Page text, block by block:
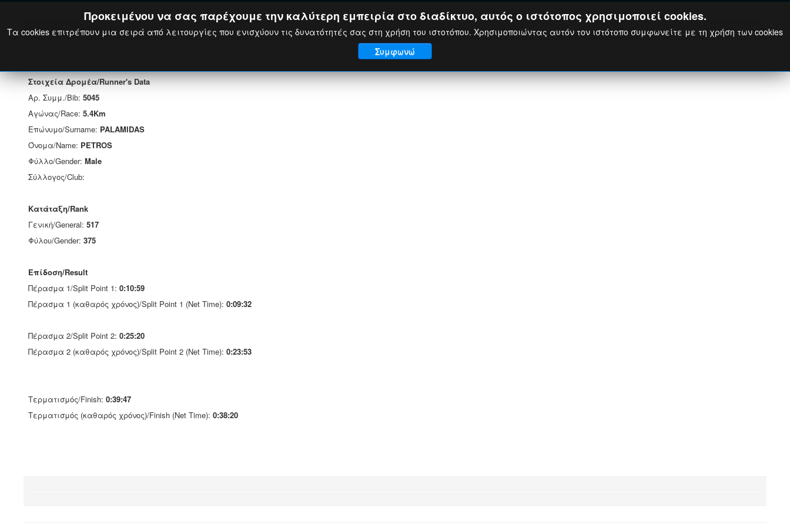
Στοιχεία Δρομέα/Runner's Data
Αρ. Συμμ./Bib: 5045
Αγώνας/Race: 5.4Km
Επώνυμο/Surname: PALAMIDAS
Όνομα/Name: PETROS
Φύλλο/Gender: Male
Σύλλογος/Club:
Κατάταξη/Rank
Γενική/General: 517
Φύλου/Gender: 375
Επίδοση/Result
Πέρασμα 1/Split Point 1: 0:10:59
Πέρασμα 1 (καθαρός χρόνος)/Split Point 1 (Net Time): 0:09:32
Πέρασμα 2/Split Point 2: 0:25:20
Πέρασμα 2 (καθαρός χρόνος)/Split Point 2 (Net Time): 0:23:53
Τερματισμός/Finish: 0:39:47
Τερματισμός (καθαρός χρόνος)/Finish (Net Time): 0:38:20
Προκειμένου να σας παρέχουμε την καλύτερη εμπειρία στο διαδίκτυο, αυτός ο ιστότοπος χρησιμοποιεί cookies.
Τα cookies επιτρέπουν μια σειρά από λειτουργίες που ενισχύουν τις δυνατότητές σας στη χρήση του ιστοτόπου. Χρησιμοποιώντας αυτόν τον ιστότοπο συμφωνείτε με τη χρήση των cookies
Συμφωνώ